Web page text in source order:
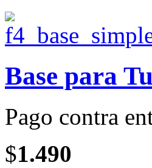
Base para
Pago contra
$1.490